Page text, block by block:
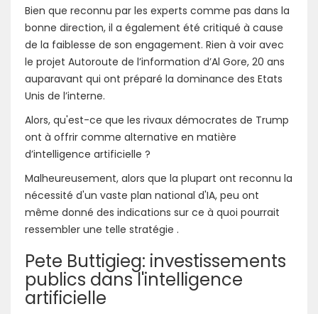
Bien que reconnu par les experts comme pas dans la
bonne direction, il a également été critiqué à cause
de la faiblesse de son engagement. Rien à voir avec
le projet Autoroute de l’information d’Al Gore, 20 ans
auparavant qui ont préparé la dominance des Etats
Unis de l’interne.
Alors, qu'est-ce que les rivaux démocrates de Trump
ont à offrir comme alternative en matière
d’intelligence artificielle ?
Malheureusement, alors que la plupart ont reconnu la
nécessité d'un vaste plan national d'IA, peu ont
même donné des indications sur ce à quoi pourrait
ressembler une telle stratégie .
Pete Buttigieg: investissements
publics dans l'intelligence
artificielle